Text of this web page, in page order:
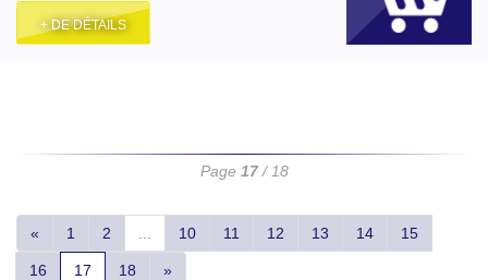
+ DE DÉTAILS
Page 17/ 18
« 1 2 10 11 12 13 14 15
16 17 18 »